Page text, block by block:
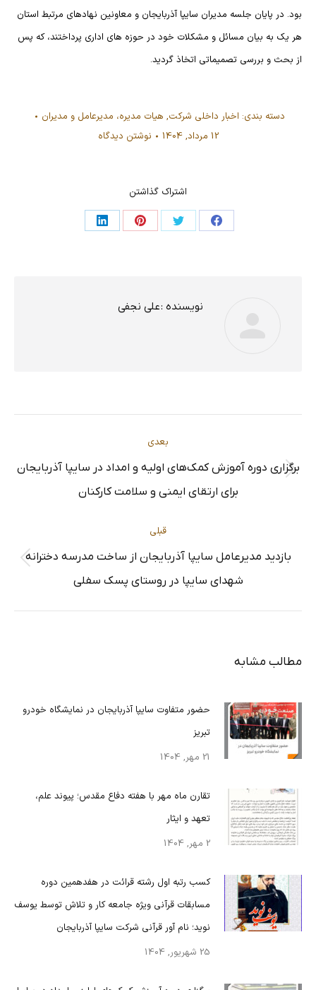
بود. در پایان جلسه مدیران سایپا آذربایجان و معاونین نهادهای مرتبط استان
هر یک به بیان مسائل و مشکلات خود در حوزه های اداری پرداختند، که پس
از بحث و بررسی تصمیماتی اتخاذ گردید.
دسته بندی: اخبار داخلی شرکت, هیات مدیره، مدیرعامل و مدیران
12 مرداد, 1404
نوشتن دیدگاه
اشتراک گذاشتن
اشتراک اشتراک اشتراک اشتراک
نویسنده :علی نجفی
مطلب
قبلی
قبلی:
بازدید مدیرعامل سایپا آذربایجان از ساخت مدرسه دخترانه
شهدای سایپا در روستای پسک سفلی
بعدی
بعدی:
برگزاری دوره آموزش کمک‌های اولیه و امداد در سایپا آذربایجان
برای ارتقای ایمنی و سلامت کارکنان
مطالب مشابه
حضور متفاوت سایپا آذربایجان در نمایشگاه خودرو
تبریز
21 مهر, 1404
تقارن ماه مهر با هفته دفاع مقدس؛ پیوند علم،
تعهد و ایثار
2 مهر, 1404
کسب رتبه اول رشته قرائت در هفدهمین دوره
مسابقات قرآنی ویژه جامعه کار و تلاش توسط یوسف
نوید؛ نام آور قرآنی شرکت سایپا آذربایجان
25 شهریور, 1404